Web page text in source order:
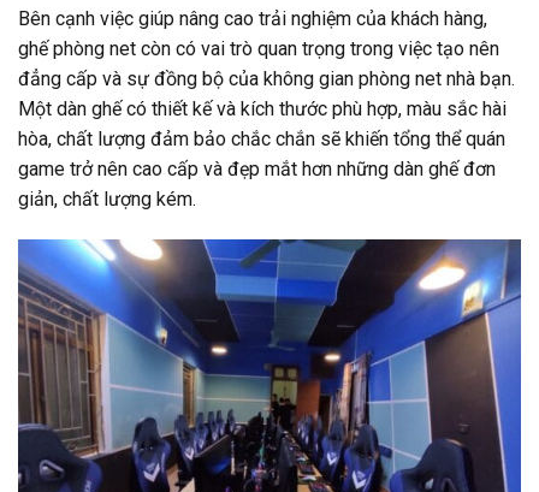
Bên cạnh việc giúp nâng cao trải nghiệm của khách hàng,
ghế phòng net còn có vai trò quan trọng trong việc tạo nên
đẳng cấp và sự đồng bộ của không gian phòng net nhà bạn.
Một dàn ghế có thiết kế và kích thước phù hợp, màu sắc hài
hòa, chất lượng đảm bảo chắc chắn sẽ khiến tổng thể quán
game trở nên cao cấp và đẹp mắt hơn những dàn ghế đơn
giản, chất lượng kém.